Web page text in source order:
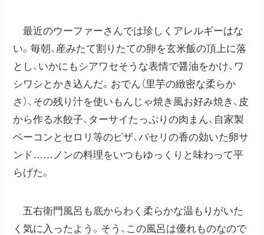
最近のウーファーさんでは珍しくアレルギーはな
い。毎朝、産みたて割りたての卵を玄米飯の頂上に落
とし、いかにもシアワセそうな表情で醤油をかけ、ワ
シワシとかき込んだ。おでん（里芋の緻密な柔らか
さ）、その残り汁を使いもんじゃ焼き風お好み焼き、皮
から作る水餃子、ターサイたっぷりの肉まん、自家製
ベーコンとセロリ等のピザ、パセリの香の効いた卵サ
ンド……ノンの料理をいつもゆっくりと味わって平
らげた。
五右衛門風呂も底からわく柔らかな温もりがいた
く気に入ったよう。そう、この風呂は優れものなので